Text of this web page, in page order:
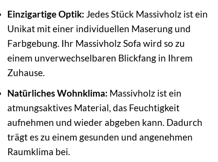
Einzigartige Optik: Jedes Stück Massivholz ist ein
Unikat mit einer individuellen Maserung und
Farbgebung. Ihr Massivholz Sofa wird so zu
einem unverwechselbaren Blickfang in Ihrem
Zuhause.
Natürliches Wohnklima: Massivholz ist ein
atmungsaktives Material, das Feuchtigkeit
aufnehmen und wieder abgeben kann. Dadurch
trägt es zu einem gesunden und angenehmen
Raumklima bei.